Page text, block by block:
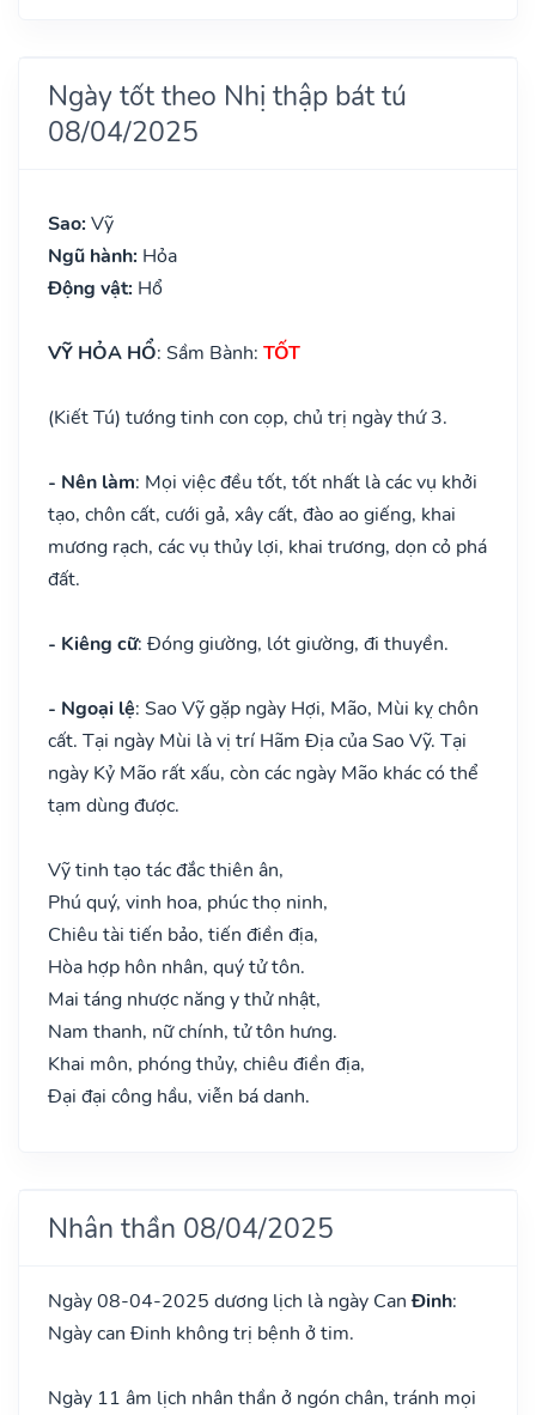
Ngày tốt theo Nhị thập bát tú
08/04/2025
Sao: Vỹ
Ngũ hành: Hỏa
Động vật: Hổ
VỸ HỎA HỔ: Sầm Bành: TỐT
(Kiết Tú) tướng tinh con cọp, chủ trị ngày thứ 3.
- Nên làm: Mọi việc đều tốt, tốt nhất là các vụ khởi
tạo, chôn cất, cưới gả, xây cất, đào ao giếng, khai
mương rạch, các vụ thủy lợi, khai trương, dọn cỏ phá
đất.
- Kiêng cữ: Đóng giường, lót giường, đi thuyền.
- Ngoại lệ: Sao Vỹ gặp ngày Hợi, Mão, Mùi kỵ chôn
cất. Tại ngày Mùi là vị trí Hãm Địa của Sao Vỹ. Tại
ngày Kỷ Mão rất xấu, còn các ngày Mão khác có thể
tạm dùng được.
Vỹ tinh tạo tác đắc thiên ân,
Phú quý, vinh hoa, phúc thọ ninh,
Chiêu tài tiến bảo, tiến điền địa,
Hòa hợp hôn nhân, quý tử tôn.
Mai táng nhược năng y thử nhật,
Nam thanh, nữ chính, tử tôn hưng.
Khai môn, phóng thủy, chiêu điền địa,
Đại đại công hầu, viễn bá danh.
Nhân thần 08/04/2025
Ngày 08-04-2025 dương lịch là ngày CanĐinh:
Ngày can Đinh không trị bệnh ở tim.
Ngày 11 âm lịch nhân thần ở ngón chân, tránh mọi